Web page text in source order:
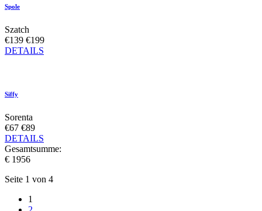
Spole
Szatch
€139 €199
DETAILS
Siffy
Sorenta
€67 €89
DETAILS
Gesamtsumme:
€ 1956
Seite 1 von 4
1